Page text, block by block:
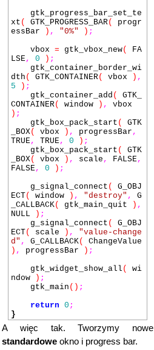
gtk_progress_bar_set_te
xt ( GTK_PROGRESS_BAR(
progr
essBar
) , "0%" ) ;
vbox = gtk_vbox_new(
FA
LSE, 0 ) ;
gtk_container_border_wi
dth ( GTK_CONTAINER( vbox ) ,
5
) ;
gtk_container_add (
GTK_
CONTAINER( window ) ,
vbox
) ;
gtk_box_pack_start (
GTK
_BOX( vbox ) , progressBar ,
TRUE, TRUE, 0 ) ;
gtk_box_pack_start (
GTK
_BOX( vbox ) , scale , FALSE,
FALSE, 0 ) ;
g_signal_connect (
G_OBJ
ECT( window ) , "destroy" ,
G
_CALLBACK( gtk_main_quit ) ,
NULL
) ;
g_signal_connect (
G_OBJ
ECT( scale ) ,
"value-change
d" , G_CALLBACK(
ChangeValue
) , progressBar ) ;
gtk_widget_show_all (
wi
ndow
) ;
gtk_main () ;
return 0 ;
}
A więc tak. Tworzymy nowe
standardowe okno i progress bar.